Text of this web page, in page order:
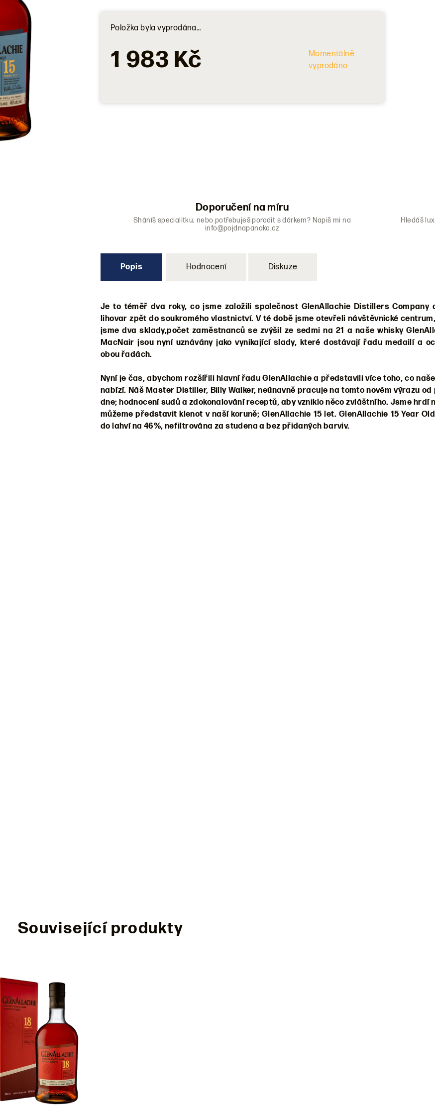
Položka byla vyprodána…
Momentálně
vyprodáno
1 983 Kč
Doporučení na míru
Sháníš specialitku, nebo potřebuješ poradit s dárkem? Napiš mi na
info@pojdnapanaka.cz
Hledáš
Popis Hodnocení Diskuze
Je to téměř dva roky, co jsme založili společnost GlenAllachie Distillers Company
lihovar zpět do soukromého vlastnictví. V té době jsme otevřeli návštěvnické
jsme dva sklady,počet zaměstnanců se zvýšil ze sedmi na 21 a naše whisky
MacNair jsou nyní uznávány jako vynikající slady, které dostávají řadu medailí a
obou řadách.
Nyní je čas, abychom rozšířili hlavní řadu GlenAllachie a představili více toho, co
nabízí. Náš Master Distiller, Billy Walker, neúnavně pracuje na tomto novém výrazu od
dne; hodnocení sudů a zdokonalování receptů, aby vzniklo něco zvláštního. Jsme hrdí
můžeme představit klenot v naší koruně; GlenAllachie 15 let. GlenAllachie 15 Year
do lahví na 46%, nefiltrována za studena a bez přidaných barviv.
Související produkty